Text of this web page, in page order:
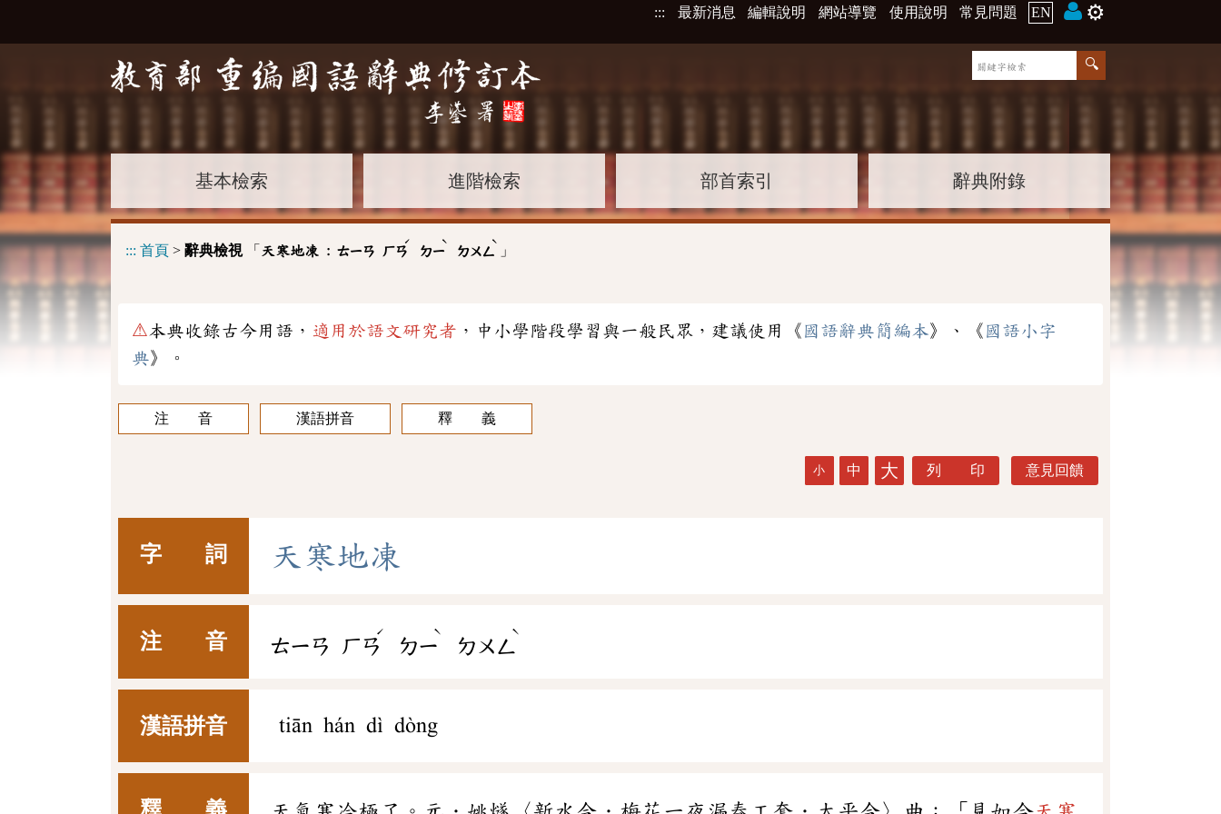
::: 最新消息 編輯說明 網站導覽 使用說明 常見問題 EN ⚙️
基本檢索 進階檢索 部首索引 辭典附錄
::: 首頁 > 辭典檢視「 天寒地凍 : ㄊㄧㄢ ㄏㄢ
ˊ
ㄉㄧ
ˋ
ㄉㄨㄥ
ˋ
」
⚠本典收錄古今用語， 適用於語文研究者 ，中小學階段學習與一般民眾，建議使用《 國語辭典簡編本》、《 國語小字
典》。
注 音 漢語拼音 釋 義
小 中 大 列 印 意見回饋
字 詞 天 寒地凍
注 音 ㄊㄧㄢ ㄏㄢ
ˊ
ㄉㄧ
ˋ
ㄉㄨㄥ
ˋ
漢語拼音 tiān hán dì dòng